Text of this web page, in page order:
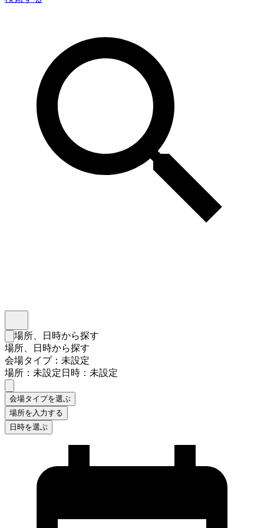
検索フォームを閉じる
場所、日時から探す
場所、日時から探す
会場タイプ：未設定
場所：未設定日時：未設定
会場タイプを選ぶ
場所を入力する
日時を選ぶ